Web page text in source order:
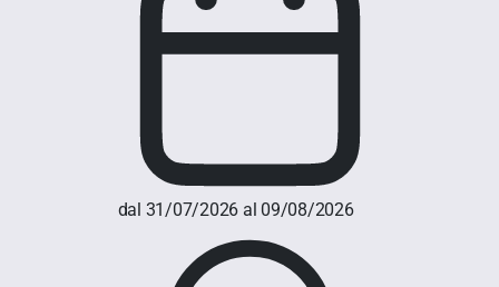
dal 31/07/2026 al 09/08/2026